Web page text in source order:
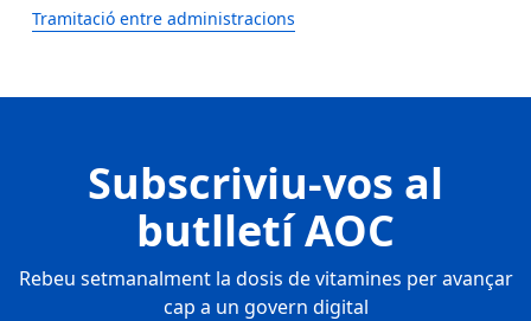
Tramitació entre administracions
Subscriviu-vos al
butlletí AOC
Rebeu setmanalment la dosis de vitamines per avançar
cap a un govern digital